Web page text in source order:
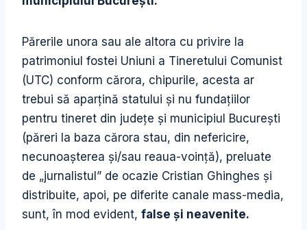
Părerile unora sau ale altora cu privire la
patrimoniul fostei Uniuni a Tineretului Comunist
(UTC) conform cărora, chipurile, acesta ar
trebui să aparţină statului şi nu fundaţiilor
pentru tineret din judeţe şi municipiul Bucureşti
(păreri la baza cărora stau, din nefericire,
necunoaşterea şi/sau reaua-voinţă), preluate
de „jurnalistul” de ocazie Cristian Ghinghes şi
distribuite, apoi, pe diferite canale mass-media,
sunt, în mod evident, false şi neavenite.